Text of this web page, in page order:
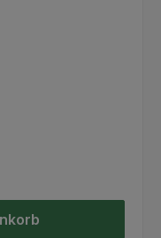
die Schaltflächen